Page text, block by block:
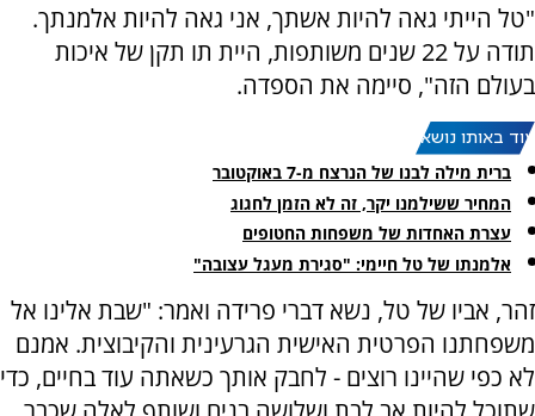
"טל הייתי גאה להיות אשתך, אני גאה להיות אלמנתך.
תודה על 22 שנים משותפות, היית תו תקן של איכות
בעולם הזה", סיימה את הספדה.
עוד באותו נושא:
ברית מילה לבנו של הנרצח מ-7 באוקטובר
המחיר ששילמנו יקר, זה לא הזמן לחגוג
עצרת האחדות של משפחות החטופים
אלמנתו של טל חיימי: "סגירת מעגל עצובה"
זהר, אביו של טל, נשא דברי פרידה ואמר: "שבת אלינו אל
משפחתנו הפרטית האישית הגרעינית והקיבוצית. אמנם
לא כפי שהיינו רוצים - לחבק אותך כשאתה עוד בחיים, כדי